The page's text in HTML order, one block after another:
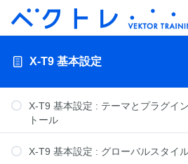
X-T9 基本設定
X-T9 基本設定 : テーマとプラグイ
トール
X-T9 基本設定 : グローバルスタイ